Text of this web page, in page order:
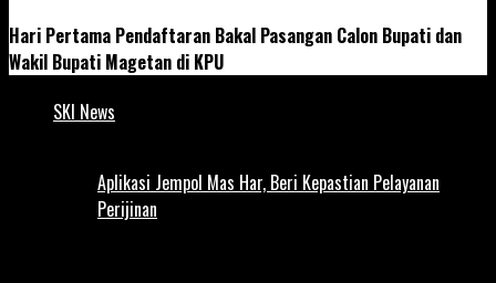
Hari Pertama Pendaftaran Bakal Pasangan Calon Bupati dan
Wakil Bupati Magetan di KPU
SKI News
Aplikasi Jempol Mas Har, Beri Kepastian Pelayanan
Perijinan